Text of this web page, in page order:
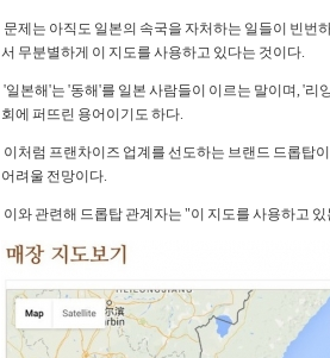
문제는 아직도 일본의 속국을 자처하는 일들이 빈번
서 무분별하게 이 지도를 사용하고 있다는 것이다.
'일본해'는 '동해'를 일본 사람들이 이르는 말이며, '
회에 퍼뜨린 용어이기도 하다.
이처럼 프랜차이즈 업계를 선도하는 브랜드 드롭탑
어려울 전망이다.
이와 관련해 드롭탑 관계자는 "이 지도를 사용하고